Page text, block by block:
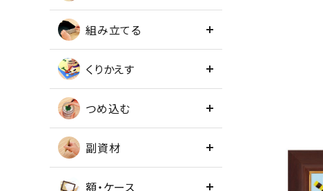
組み立てる
くりかえす
つめ込む
副資材
額・ケース